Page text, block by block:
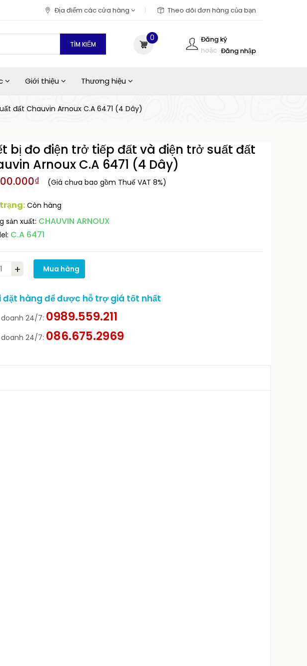
Địa điểm các cửa hàng Theo dõi đơn hàng của bạn
TÌM KIẾM
Đăng ký
hoặc Đăng nhập
0
Giới thiệu Thương hiệu
đất Chauvin Arnoux C.A 6471 (4 Dây)
bị đo điện trở tiếp đất và điện trở suất đất
Arnoux C.A 6471 (4 Dây)
(Giá chưa bao gồm Thuế VAT 8%)
Còn hàng
sản xuất: CHAUVIN ARNOUX
C.A 6471
+ Mua hàng
đặt hàng để được hỗ trợ giá tốt nhất
doanh 24/7: 0989.559.211
doanh 24/7: 086.675.2969